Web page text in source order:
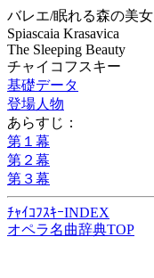
バレエ/眠れる森の美女
Spiascaia Krasavica
The Sleeping Beauty
チャイコフスキー
基礎データ
登場人物
あらすじ：
第１幕
第２幕
第３幕
ﾁｬｲｺﾌｽｷｰINDEX
オペラ名曲辞典TOP